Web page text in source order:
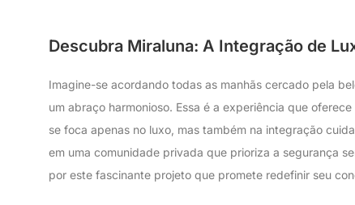
Descubra Miraluna: A Integração de
Imagine-se acordando todas as manhãs cercado pela
um abraço harmonioso. Essa é a experiência que
se foca apenas no luxo, mas também na integração
em uma comunidade privada que prioriza a segurança
por este fascinante projeto que promete redefinir seu